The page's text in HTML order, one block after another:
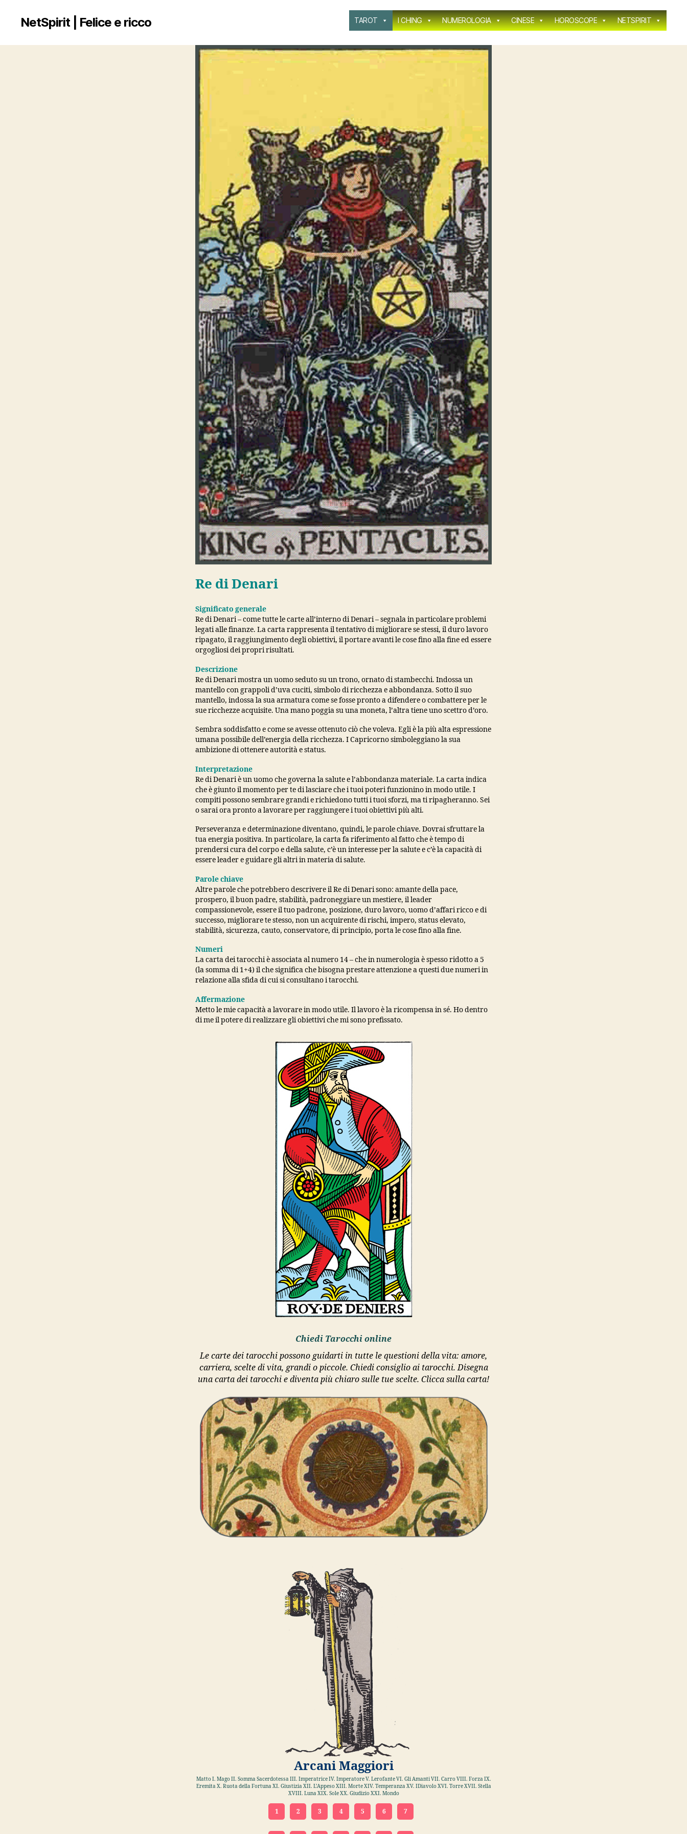
NetSpirit | Felice e ricco TAROT I CHING NUMEROLOGIA CINESE HOROSCOPE NETSPIRIT
Re di Denari
Significato generale
Re di Denari – come tutte le carte all’interno di Denari – segnala in particolare problemi
legati alle finanze. La carta rappresenta il tentativo di migliorare se stessi, il duro lavoro
ripagato, il raggiungimento degli obiettivi, il portare avanti le cose fino alla fine ed essere
orgogliosi dei propri risultati.
Descrizione
Re di Denari mostra un uomo seduto su un trono, ornato di stambecchi. Indossa un
mantello con grappoli d’uva cuciti, simbolo di ricchezza e abbondanza. Sotto il suo
mantello, indossa la sua armatura come se fosse pronto a difendere o combattere per le
sue ricchezze acquisite. Una mano poggia su una moneta, l’altra tiene uno scettro d’oro.
Sembra soddisfatto e come se avesse ottenuto ciò che voleva. Egli è la più alta espressione
umana possibile dell’energia della ricchezza. I Capricorno simboleggiano la sua
ambizione di ottenere autorità e status.
Interpretazione
Re di Denari è un uomo che governa la salute e l’abbondanza materiale. La carta indica
che è giunto il momento per te di lasciare che i tuoi poteri funzionino in modo utile. I
compiti possono sembrare grandi e richiedono tutti i tuoi sforzi, ma ti ripagheranno. Sei
o sarai ora pronto a lavorare per raggiungere i tuoi obiettivi più alti.
Perseveranza e determinazione diventano, quindi, le parole chiave. Dovrai sfruttare la
tua energia positiva. In particolare, la carta fa riferimento al fatto che è tempo di
prendersi cura del corpo e della salute, c’è un interesse per la salute e c’è la capacità di
essere leader e guidare gli altri in materia di salute.
Parole chiave
Altre parole che potrebbero descrivere il Re di Denari sono: amante della pace,
prospero, il buon padre, stabilità, padroneggiare un mestiere, il leader
compassionevole, essere il tuo padrone, posizione, duro lavoro, uomo d’affari ricco e di
successo, migliorare te stesso, non un acquirente di rischi, impero, status elevato,
stabilità, sicurezza, cauto, conservatore, di principio, porta le cose fino alla fine.
Numeri
La carta dei tarocchi è associata al numero 14 – che in numerologia è spesso ridotto a 5
(la somma di 1+4) il che significa che bisogna prestare attenzione a questi due numeri in
relazione alla sfida di cui si consultano i tarocchi.
Affermazione
Metto le mie capacità a lavorare in modo utile. Il lavoro è la ricompensa in sé. Ho dentro
di me il potere di realizzare gli obiettivi che mi sono prefissato.
Chiedi Tarocchi online
Le carte dei tarocchi possono guidarti in tutte le questioni della vita: amore,
carriera, scelte di vita, grandi o piccole. Chiedi consiglio ai tarocchi. Disegna
una carta dei tarocchi e diventa più chiaro sulle tue scelte. Clicca sulla carta!
Arcani Maggiori
Matto I. Mago II. Somma Sacerdotessa III. Imperatrice IV. Imperatore V. Lerofante VI. Gli Amanti VII. Carro VIII. Forza IX.
Eremita X. Ruota della Fortuna XI. Giustizia XII. L’Appeso XIII. Morte XIV. Temperanza XV. IDiavolo XVI. Torre XVII. Stella
XVIII. Luna XIX. Sole XX. Giudizio XXI. Mondo
1 2 3 4 5 6 7